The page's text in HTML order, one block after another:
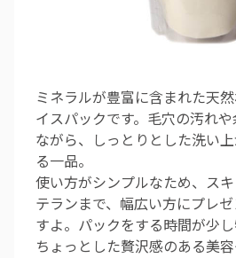
ミネラルが豊富に含まれた天
イスパックです。毛穴の汚れ
ながら、しっとりとした洗い
る一品。
使い方がシンプルなため、ス
テランまで、幅広い方にプレ
すよ。パックをする時間が少し
ちょっとした贅沢感のある美容